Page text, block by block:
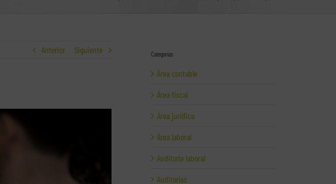
Anterior Siguiente Categorías
Área contable
Área fiscal
Área jurídica
Área laboral
Auditoría laboral
Auditorías